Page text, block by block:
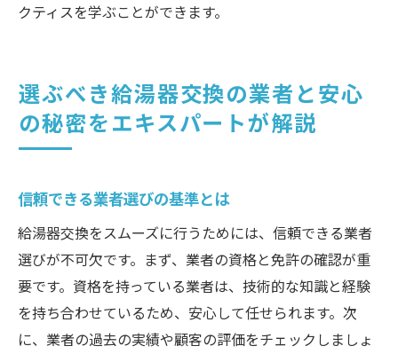
クティスを学ぶことができます。
選ぶべき給湯器交換の業者と安心
の秘密をエキスパートが解説
信頼できる業者選びの基準とは
給湯器交換をスムーズに行うためには、信頼できる業者
選びが不可欠です。まず、業者の資格と免許の確認が重
要です。資格を持っている業者は、技術的な知識と経験
を持ち合わせているため、安心して任せられます。次
に、業者の過去の実績や顧客の評価をチェックしましょ